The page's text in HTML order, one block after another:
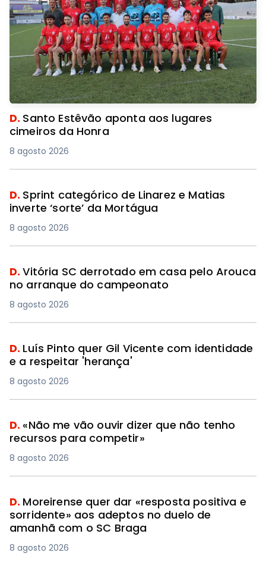
D. Santo Estêvão aponta aos lugares
cimeiros da Honra
8 agosto 2026
D. Sprint categórico de Linarez e Matias
inverte ‘sorte’ da Mortágua
8 agosto 2026
D.Vitória SC derrotado em casa pelo Arouca
no arranque do campeonato
8 agosto 2026
D. Luís Pinto quer Gil Vicente com identidade
e a respeitar 'herança'
8 agosto 2026
D. «Não me vão ouvir dizer que não tenho
recursos para competir»
8 agosto 2026
D. Moreirense quer dar «resposta positiva e
sorridente» aos adeptos no duelo de
amanhã com o SC Braga
8 agosto 2026